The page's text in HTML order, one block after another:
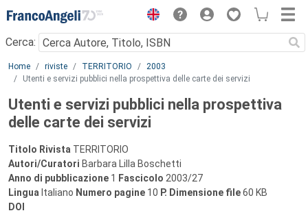
Menu
Cerca:
Main content
Home riviste TERRITORIO
2003
Utenti e servizi pubblici nella prospettiva delle carte dei servizi
Utenti e servizi pubblici nella prospettiva
delle carte dei servizi
Titolo Rivista TERRITORIO
Autori/Curatori Barbara Lilla Boschetti
Anno di pubblicazione 1 Fascicolo 2003/27
Lingua Italiano Numero pagine 10 P. Dimensione file60 KB
DOI